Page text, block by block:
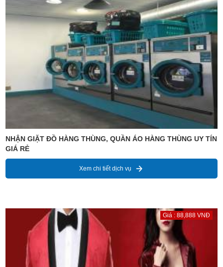
NHẬN GIẶT ĐỒ HÀNG THÙNG, QUẦN ÁO HÀNG THÙNG UY TÍN
GIÁ RẺ
Xem chi tiết dịch vụ
Giá : 88,888 VNĐ